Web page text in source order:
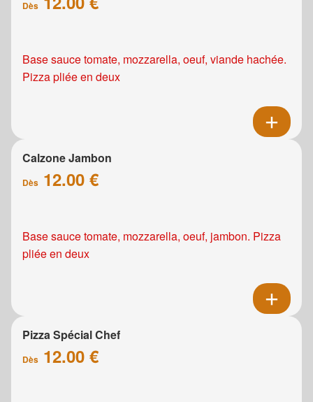
Dès
Base sauce tomate, mozzarella, oeuf, viande hachée.
Pizza pliée en deux
Calzone Jambon
Dès 12.00 €
Base sauce tomate, mozzarella, oeuf, jambon. Pizza
pliée en deux
Pizza Spécial Chef
Dès 12.00 €